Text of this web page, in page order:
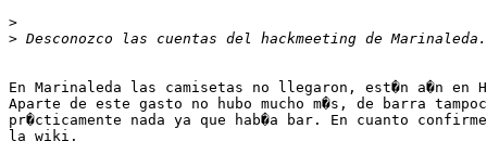
>
>
En Marinaleda las camisetas no llegaron, est�n a�n en
Aparte de este gasto no hubo mucho m�s, de barra
pr�cticamente nada ya que hab�a bar. En cuanto
la wiki.